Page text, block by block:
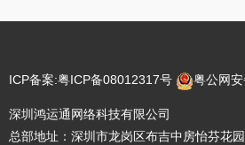
ICP备案:粤ICP备08012317号 粤公网
深圳鸿运通网络科技有限公司
总部地址：深圳市龙岗区布吉中房怡芬花